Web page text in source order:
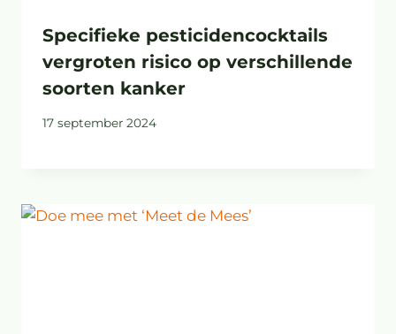
Specifieke pesticidencocktails
vergroten risico op verschillende
soorten kanker
17 september 2024